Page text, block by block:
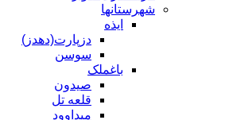
شهرستانها
ایذه
دزپارت(دهدز)
سوسن
باغملک
صیدون
قلعه تل
میداوود